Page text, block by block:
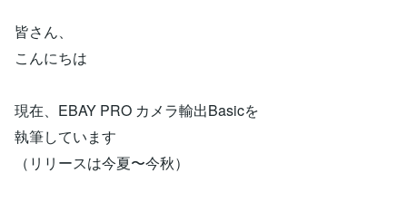
皆さん、
こんにちは
現在、EBAY PRO カメラ輸出Basicを
執筆しています
（リリースは今夏〜今秋）